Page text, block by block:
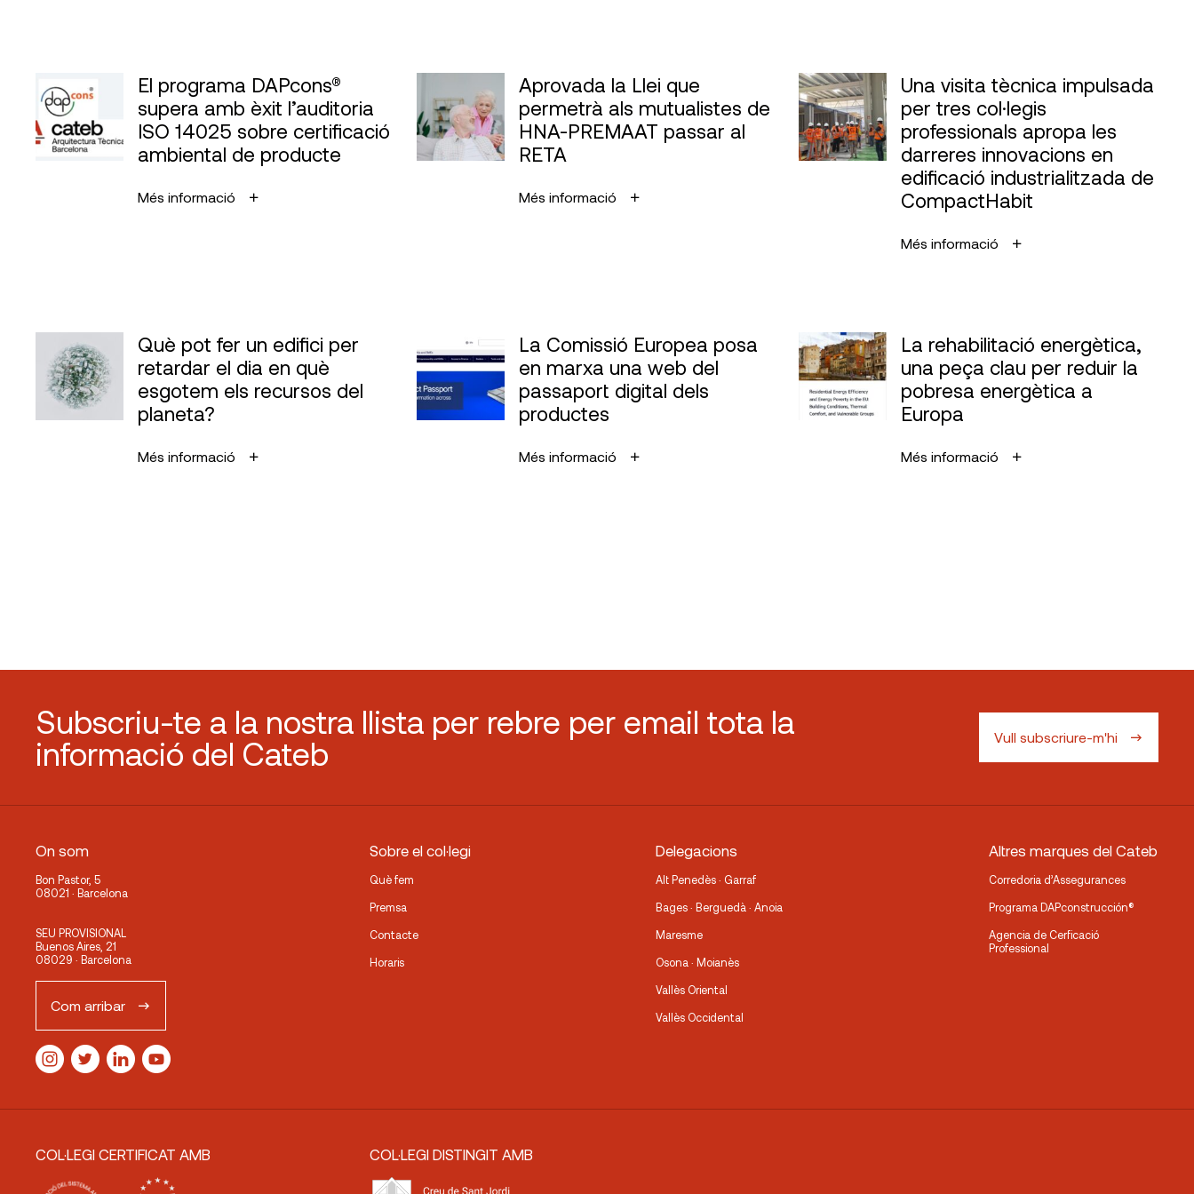
El programa DAPcons®
supera amb èxit l’auditoria
ISO 14025 sobre certificació
ambiental de producte
Més informació
Aprovada la Llei que
permetrà als mutualistes de
HNA-PREMAAT passar al
RETA
Més informació
Una visita tècnica impulsada
per tres col·legis
professionals apropa les
darreres innovacions en
edificació industrialitzada de
CompactHabit
Més informació
Què pot fer un edifici per
retardar el dia en què
esgotem els recursos del
planeta?
Més informació
La Comissió Europea posa
en marxa una web del
passaport digital dels
productes
Més informació
La rehabilitació energètica,
una peça clau per reduir la
pobresa energètica a
Europa
Més informació
Subscriu-te a la nostra llista per rebre per email tota la
informació del Cateb
Vull subscriure-m'hi
On som
Bon Pastor, 5
08021 · Barcelona
SEU PROVISIONAL
Buenos Aires, 21
08029 · Barcelona
Com arribar
Sobre el col·legi
Què fem
Premsa
Contacte
Horaris
Delegacions
Alt Penedès · Garraf
Bages · Berguedà · Anoia
Maresme
Osona · Moianès
Vallès Oriental
Vallès Occidental
Altres marques del Cateb
Corredoria d’Assegurances
Programa DAPconstrucción®
Agencia de Cerficació
Professional
COL·LEGI CERTIFICAT AMB COL·LEGI DISTINGIT AMB